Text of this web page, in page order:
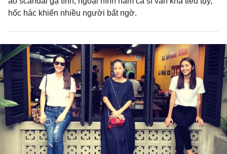
hốc hác khiến nhiều người bất ngờ.